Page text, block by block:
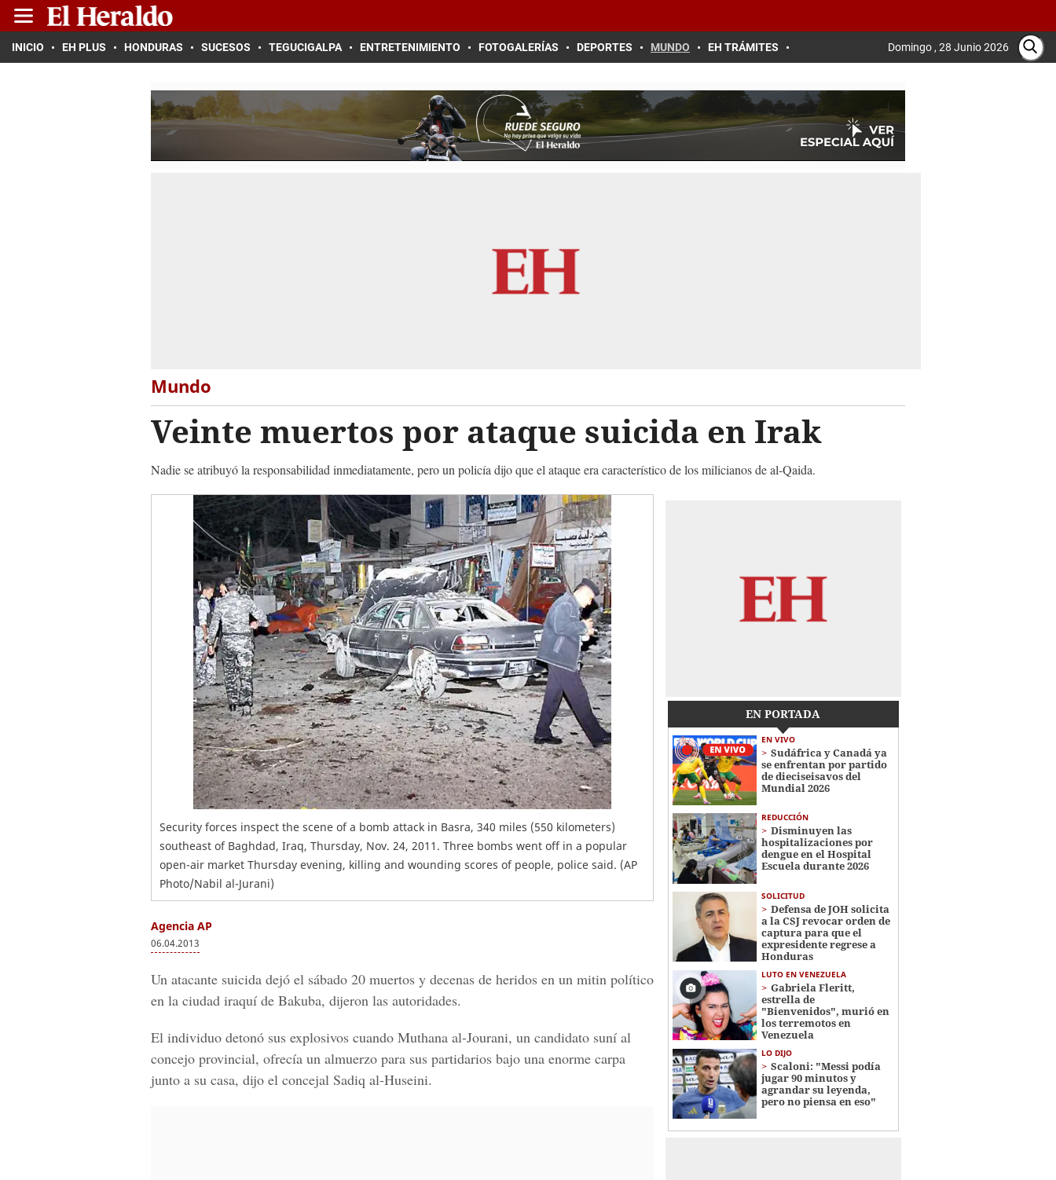
INICIO EH PLUS HONDURAS SUCESOS TEGUCIGALPA ENTRETENIMIENTO FOTOGALERÍAS DEPORTES MUNDO EH TRÁMITES Domingo , 28 Junio 2026
Mundo
Veinte muertos por ataque suicida en Irak
Nadie se atribuyó la responsabilidad inmediatamente, pero un policía dijo que el ataque era característico de los milicianos de al-Qaida.
Security forces inspect the scene of a bomb attack in Basra, 340 miles (550 kilometers)
southeast of Baghdad, Iraq, Thursday, Nov. 24, 2011. Three bombs went off in a popular
open-air market Thursday evening, killing and wounding scores of people, police said. (AP
Photo/Nabil al-Jurani)
Agencia AP
06.04.2013
Un atacante suicida dejó el sábado 20 muertos y decenas de heridos en un mitin político
en la ciudad iraquí de Bakuba, dijeron las autoridades.
El individuo detonó sus explosivos cuando Muthana al-Jourani, un candidato suní al
concejo provincial, ofrecía un almuerzo para sus partidarios bajo una enorme carpa
junto a su casa, dijo el concejal Sadiq al-Huseini.
EN PORTADA
EN VIVO
Sudáfrica y Canadá ya
se enfrentan por partido
de dieciseisavos del
Mundial 2026
REDUCCIÓN
Disminuyen las
hospitalizaciones por
dengue en el Hospital
Escuela durante 2026
SOLICITUD
Defensa de JOH solicita
a la CSJ revocar orden de
captura para que el
expresidente regrese a
Honduras
LUTO EN VENEZUELA
Gabriela Fleritt,
estrella de
"Bienvenidos", murió en
los terremotos en
Venezuela
LO DIJO
Scaloni: "Messi podía
jugar 90 minutos y
agrandar su leyenda,
pero no piensa en eso"